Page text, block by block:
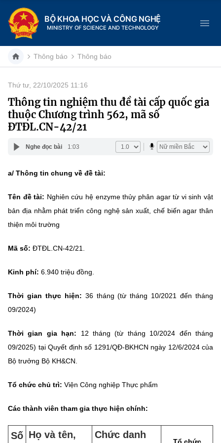
BỘ KHOA HỌC VÀ CÔNG NGHỆ
MINISTRY OF SCIENCE AND TECHNOLOGY
Danh mục
Trang chủ
Lịch sử phát triển
Đổi mới sáng tạo
Tiêu chuẩn, đo lường, chất lượng
Năng lượng nguyên tử
Tin tổng hợp
Tin địa phương
Hệ thống văn bản
Khoa học và Công nghệ
Bưu chính, Viễn thông
Năng lượng nguyên tử
Multimedia
THƯ ĐIỆN TỬ
Infographic
Ảnh
Voice
Nhiệm vụ trọng tâm
Thông báo Thông báo
Thứ tư, 22/10/2025 11:16
Thông tin nghiệm thu đề tài cấp quốc gia
thuộc Chương trình 562, mã số
ĐTĐL.CN-42/21
Nghe đọc bài 1:03
a/ Thông tin chung về đề tài:
Tên đề tài: Nghiên cứu hệ enzyme thủy phân agar từ vi sinh vật
bản địa nhằm phát triển công nghệ sản xuất, chế biến agar thân
thiện môi trường
Mã số: ĐTĐL.CN-42/21
Kinh phí: 6. 940 triệu đồng.
Thời gian thực hiện: 36 tháng (từ tháng 10/2021 đến tháng
09/2024)
Thời gian gia hạn: 12 tháng (từ tháng 10/2024 đến tháng
09/2025) tại Quyết định số 1291/QĐ-BKHCN ngày 12/6/2024 của
Bộ trưởng Bộ KH&CN.
Tổ chức chủ trì: Viện Công nghiệp Thực phẩm
Các thành viên tham gia thực hiện chính:
Số Họ và tên,
Chức danh